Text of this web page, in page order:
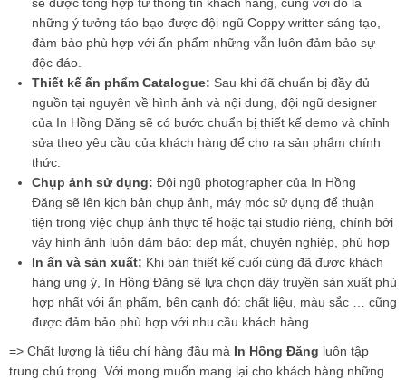
những ý tưởng táo bạo được đội ngũ Coppy writter sáng tạo,
đảm bảo phù hợp với ấn phẩm những vẫn luôn đảm bảo sự
độc đáo.
Thiết kế ấn phẩm Catalogue: Sau khi đã chuẩn bị đầy đủ
nguồn tại nguyên về hình ảnh và nội dung, đội ngũ designer
của In Hồng Đăng sẽ có bước chuẩn bị thiết kế demo và chỉnh
sửa theo yêu cầu của khách hàng để cho ra sản phẩm chính
thức.
Chụp ảnh sử dụng: Đội ngũ photographer của In Hồng
Đăng sẽ lên kịch bản chụp ảnh, máy móc sử dụng để thuận
tiện trong việc chụp ảnh thực tế hoặc tại studio riêng, chính bởi
vậy hình ảnh luôn đảm bảo: đẹp mắt, chuyên nghiệp, phù hợp
In ấn và sản xuất; Khi bản thiết kế cuối cùng đã được khách
hàng ưng ý, In Hồng Đăng sẽ lựa chọn dây truyền sản xuất phù
hợp nhất với ấn phẩm, bên cạnh đó: chất liệu, màu sắc … cũng
được đảm bảo phù hợp với nhu cầu khách hàng
=> Chất lượng là tiêu chí hàng đầu mà In Hồng Đăng luôn tập
trung chú trọng. Với mong muốn mang lại cho khách hàng những